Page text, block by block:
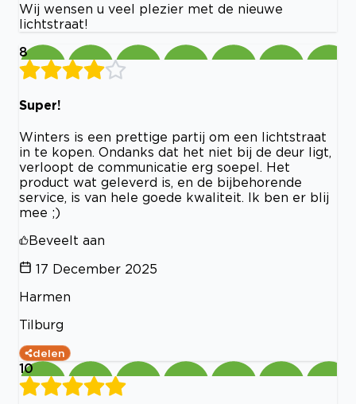
Wij wensen u veel plezier met de nieuwe
lichtstraat!
8
Super!
Winters is een prettige partij om een lichtstraat
in te kopen. Ondanks dat het niet bij de deur ligt,
verloopt de communicatie erg soepel. Het
product wat geleverd is, en de bijbehorende
service, is van hele goede kwaliteit. Ik ben er blij
mee ;)
Beveelt aan
17 December 2025
Harmen
Tilburg
delen
10